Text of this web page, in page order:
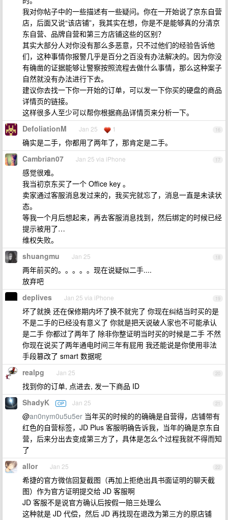
我对你帖子中的一些描述有一些疑问。你在一开始说了京东自营
店，后面又说“该店铺”，我其实在想，你是不是能够真的分清京
东自营、品牌自营和第三方店铺这些的区别？
其实大部分人对你没有那么多恶意，只不过他们的经验告诉他
们，这种事情你报警几乎是百分之百没有办法解决的。因为你没
有确凿的证据能够让警察按照流程去做什么事情，那么这种案子
自然就没有办法进行下去。
建议你去找一下你一开始的订单，可以发一下你买的硬盘的商品
详情页的链接。
这样很多人至少可以帮你根据商品详情页来分析一下。
16
DefoliationM Jan 25 1
确实是二手，你都用了两年了，那肯定是二手。
17
Cambrian07 Jan 25 via iPhone
感觉很难。
我当初京东买了一个 Office key 。
卖家通过客服消息发过来的，我买完就忘了，消息一直是未读状
态。
等我一个月后想起来，再去客服消息找到，然后绑定的时候已经
提示被用了…
维权失败。
18
shuangmu Jan 25
两年前买的。。。。。现在说疑似二手....
放弃吧
19
deplives Jan 25 via iPhone
坏了就换 还在保修期内坏了换不就完了 你现在纠结当时买的是
不是二手的已经没有意义了 你就是把天说破人家也不可能承认
是二手 你都过了两年了 除非你整证明当时买的时候是二手 不然
你现在说买了两年通电时间三年有屁用 我还能说是你使用非法
手段篡改了 smart 数据呢
20
realpg Jan 25
找到你的订单, 点进去, 发一下商品 ID
21
ShadyK OP Jan 25
@an0nym0u5u5er 当年买的时候的的确确是自营得，店铺带有
红色的自营标签，JD Plus 客服明确告诉我，当年的确是京东自
营，后来分出去变成第三方了，具体是怎么个过程我就不得而知
了
22
allor Jan 25
希捷的官方微信回复截图（再加上拒绝出具书面证明的聊天截
图）作为官方证明提交给 JD 客服啊
JD 客服不是说官方确认后按假一赔三处理么
这种就是 JD 代偿，然后 JD 再找现在退改为第三方的原店铺